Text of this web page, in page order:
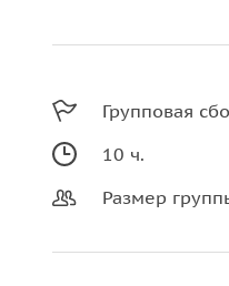
Групповая
10 ч.
Размер